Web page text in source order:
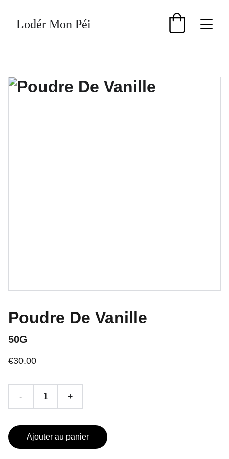
Lodér Mon Péi
Poudre De Vanille
50G
€30.00
- +
Ajouter au panier